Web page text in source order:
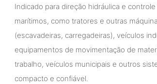
Indicado para direção hidráulica e
marítimos, como tratores e outras
(escavadeiras, carregadeiras), veículos
equipamentos de movimentação de
trabalho, veículos municipais e outros
compacto e confiável.